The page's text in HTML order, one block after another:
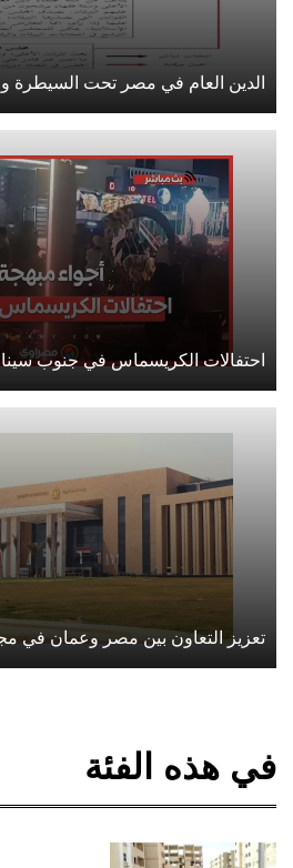
الدين العام في مصر تحت السيطرة
احتفالات الكريسماس في جنوب
تعزيز التعاون بين مصر وعمان في
في هذه الفئة